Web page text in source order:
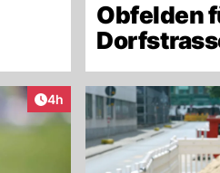
Obfelden
Artikel veröffentlicht:
4h